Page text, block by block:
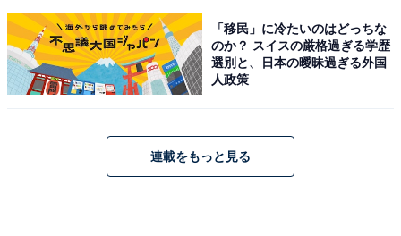
「移民」に冷たいのはどっちな
のか？ スイスの厳格過ぎる学歴
選別と、日本の曖昧過ぎる外国
人政策
連載をもっと見る